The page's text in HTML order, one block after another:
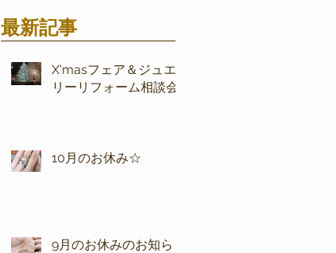
最新記事
X'masフェア＆ジュエ
リーリフォーム相談会
10月のお休み☆
9月のお休みのお知ら